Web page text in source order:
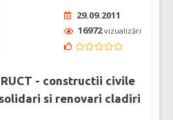
29.09.2011
16972vizualizări
- constructii civile
si renovari cladiri